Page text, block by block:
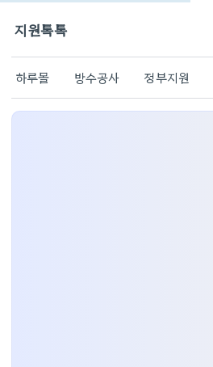
지원톡톡
하루몰 방수공사 정부지원